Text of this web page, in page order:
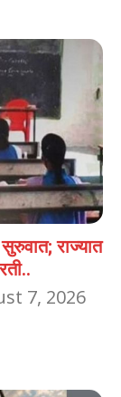
राज्यात
7, 2026